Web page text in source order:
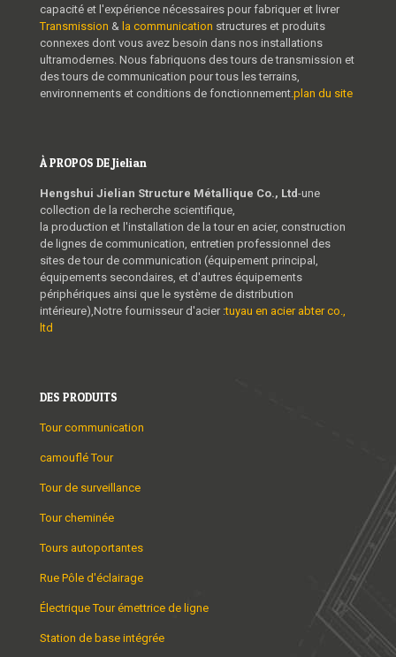
capacité et l'expérience nécessaires pour fabriquer et livrer
Transmission & la communication structures et produits
connexes dont vous avez besoin dans nos installations
ultramodernes. Nous fabriquons des tours de transmission et
des tours de communication pour tous les terrains,
environnements et conditions de fonctionnement.plan du site
À PROPOS DE Jielian
Hengshui Jielian Structure Métallique Co., Ltd-une
collection de la recherche scientifique,
la production et l'installation de la tour en acier, construction
de lignes de communication, entretien professionnel des
sites de tour de communication (équipement principal,
équipements secondaires, et d'autres équipements
périphériques ainsi que le système de distribution
intérieure),Notre fournisseur d'acier :tuyau en acier abter co.,
ltd
DES PRODUITS
Tour communication
camouflé Tour
Tour de surveillance
Tour cheminée
Tours autoportantes
Rue Pôle d'éclairage
Électrique Tour émettrice de ligne
Station de base intégrée